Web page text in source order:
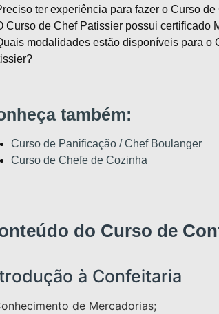
ter experiência para fazer o Curso
Curso de Chef Patissier possui certificado
modalidades estão disponíveis para o
também:
Curso de Panificação / Chef Boulanger
Curso de Chefe de Cozinha
do Curso de
à Confeitaria
de Mercadorias;